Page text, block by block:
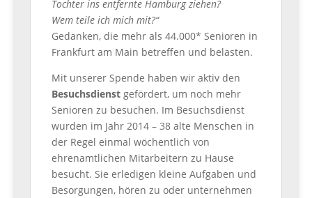
Tochter ins entfernte Hamburg ziehen?
Wem teile ich mich mit?“
Gedanken, die mehr als 44.000* Senioren in
Frankfurt am Main betreffen und belasten.
Mit unserer Spende haben wir aktiv den
Besuchsdienstgefördert, um noch mehr
Senioren zu besuchen. Im Besuchsdienst
wurden im Jahr 2014 – 38 alte Menschen in
der Regel einmal wöchentlich von
ehrenamtlichen Mitarbeitern zu Hause
besucht. Sie erledigen kleine Aufgaben und
Besorgungen, hören zu oder unternehmen